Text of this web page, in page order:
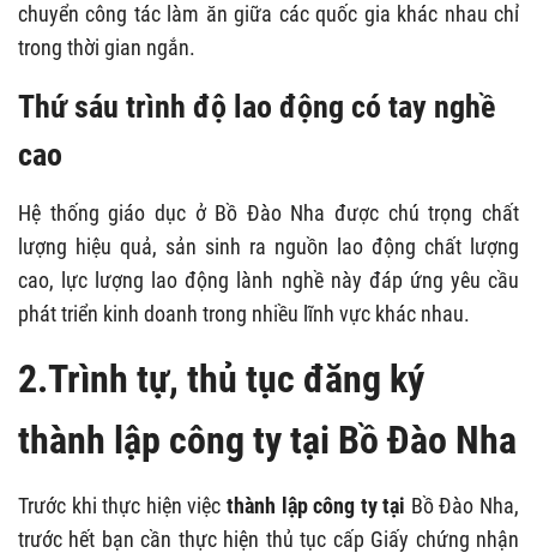
chuyển công tác làm ăn giữa các quốc gia khác nhau chỉ
trong thời gian ngắn.
Thứ sáu trình độ lao động có tay nghề
cao
Hệ thống giáo dục ở Bồ Đào Nha được chú trọng chất
lượng hiệu quả, sản sinh ra nguồn lao động chất lượng
cao, lực lượng lao động lành nghề này đáp ứng yêu cầu
phát triển kinh doanh trong nhiều lĩnh vực khác nhau.
2.Trình tự, thủ tục đăng ký
thành lập công ty tại Bồ Đào Nha
Trước khi thực hiện việc thành lập công ty tại Bồ Đào Nha,
trước hết bạn cần thực hiện thủ tục cấp Giấy chứng nhận